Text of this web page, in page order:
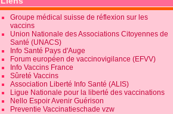
Groupe médical suisse de réflexion sur les
vaccins
Union Nationale des Associations Citoyennes de
Santé (UNACS)
Info Santé Pays d'Auge
Forum européen de vaccinovigilance (EFVV)
Info Vaccins France
Sûreté Vaccins
Association Liberté Info Santé (ALIS)
Ligue Nationale pour la liberté des vaccinations
Nello Espoir Avenir Guérison
Preventie Vaccinatieschade vzw